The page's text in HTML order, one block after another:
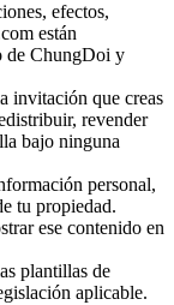
efectos,
están
de ChungDoi y
invitación que creas
revender
bajo ninguna
personal,
tu propiedad.
ese contenido en
plantillas de
aplicable.